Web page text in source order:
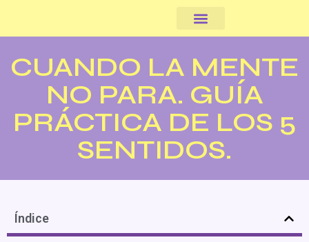
CUANDO LA MENTE
NO PARA. GUÍA
PRÁCTICA DE LOS 5
SENTIDOS.
Índice